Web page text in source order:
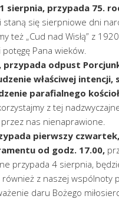
sierpnia, przypada 75.
się sierpniowe dni
też „Cud nad Wisłą” z
Pana wieków.
odpust
właściwej
parafialnego
z tej
nas nienaprawione.
pierwszy
od godz. 17.00,
przypada 4 sierpnia,
również z naszej
daru Bożego